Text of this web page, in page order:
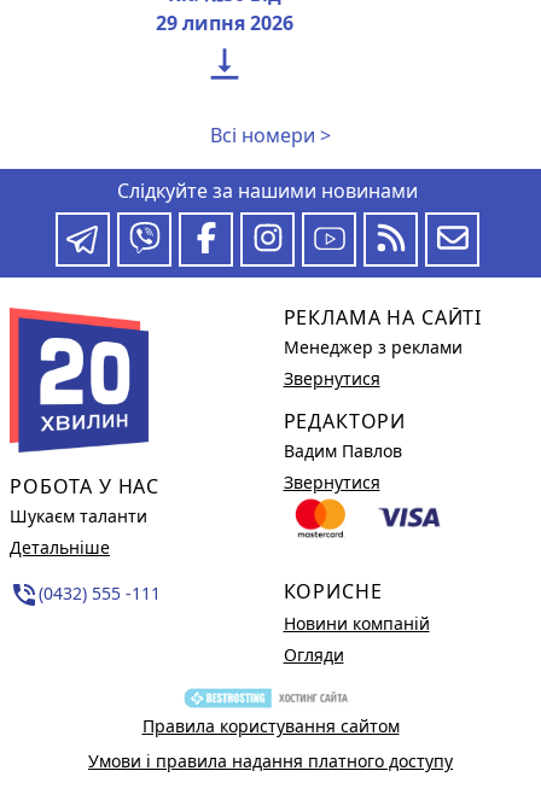
29 липня 2026

Всі номери >
Слідкуйте за нашими новинами
РОБОТА У НАС
Шукаєм таланти
Детальніше
phone_in_talk(0432) 555 -111
РЕКЛАМА НА САЙТІ
Менеджер з реклами
Звернутися
РЕДАКТОРИ
Вадим Павлов
Звернутися
КОРИСНЕ
Новини компаній
Огляди
Правила користування сайтом
Умови і правила надання платного доступу